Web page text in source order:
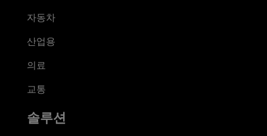
자동차
산업용
의료
교통
솔루션